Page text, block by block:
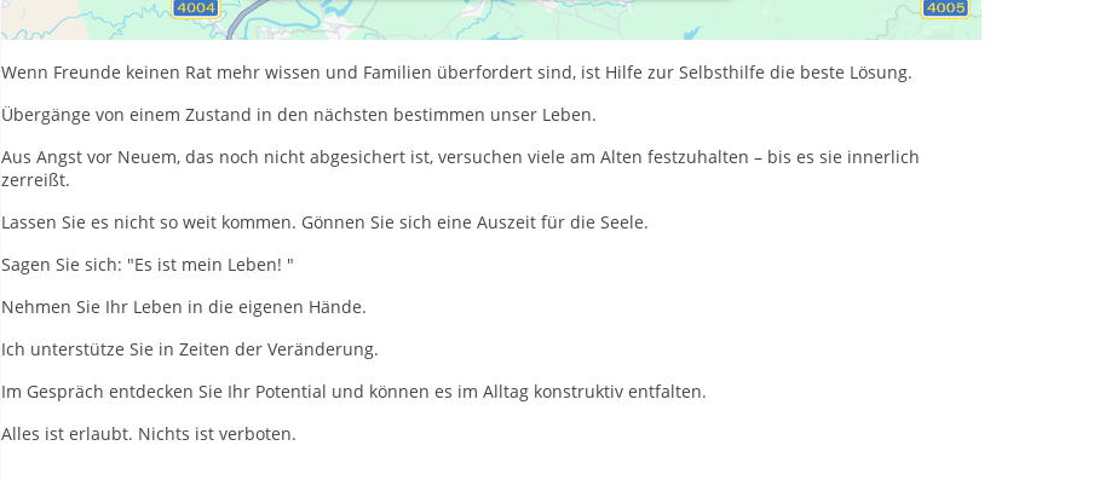
bei Trennungsschmerz, Beziehungsfrust und Lebenskrisen
Wenn Freunde keinen Rat mehr wissen und Familien überfordert sind, ist Hilfe zur Selbsthilfe die beste Lösung.
Übergänge von einem Zustand in den nächsten bestimmen unser Leben.
Aus Angst vor Neuem, das noch nicht abgesichert ist, versuchen viele am Alten festzuhalten – bis es sie innerlich
zerreißt.
Lassen Sie es nicht so weit kommen. Gönnen Sie sich eine Auszeit für die Seele.
Sagen Sie sich: "Es ist mein Leben! "
Nehmen Sie Ihr Leben in die eigenen Hände.
Ich unterstütze Sie in Zeiten der Veränderung.
Im Gespräch entdecken Sie Ihr Potential und können es im Alltag konstruktiv entfalten.
Alles ist erlaubt. Nichts ist verboten.